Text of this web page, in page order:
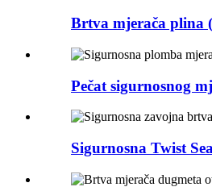
Brtva mjerača plina
Pečat sigurnosnog
Sigurnosna Twist